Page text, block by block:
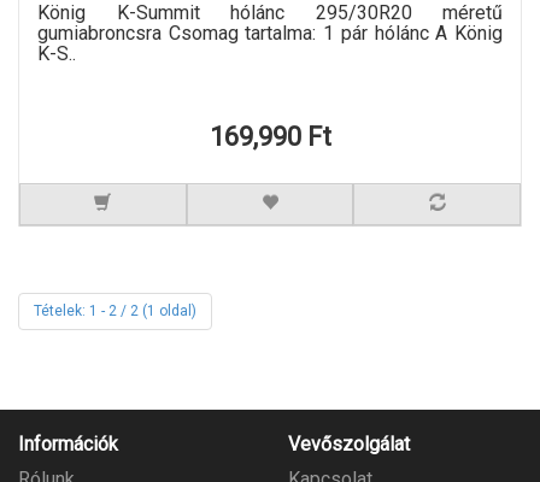
König K-Summit hólánc 295/30R20 méretű
gumiabroncsra Csomag tartalma: 1 pár hólánc A König
K-S..
169,990 Ft
Tételek: 1 - 2 / 2 (1 oldal)
Információk
Vevőszolgálat